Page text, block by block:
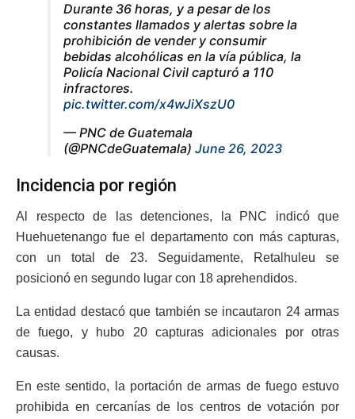
Durante 36 horas, y a pesar de los
constantes llamados y alertas sobre la
prohibición de vender y consumir
bebidas alcohólicas en la vía pública, la
Policía Nacional Civil capturó a 110
infractores.
pic.twitter.com/x4wJiXszU0
— PNC de Guatemala
(@PNCdeGuatemala) June 26, 2023
Incidencia por región
Al respecto de las detenciones, la PNC indicó que
Huehuetenango fue el departamento con más capturas,
con un total de 23. Seguidamente, Retalhuleu se
posicionó en segundo lugar con 18 aprehendidos.
La entidad destacó que también se incautaron 24 armas
de fuego, y hubo 20 capturas adicionales por otras
causas.
En este sentido, la portación de armas de fuego estuvo
prohibida en cercanías de los centros de votación por